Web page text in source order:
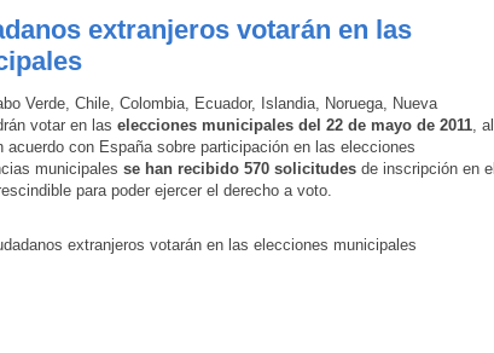
extranjeros votarán en las
Verde, Chile, Colombia, Ecuador, Islandia, Noruega, Nueva
votar en las elecciones municipales del 22 de mayo de 2011 , al
acuerdo con España sobre participación en las elecciones
municipales se han recibido 570 solicitudes de inscripción en el
para poder ejercer el derecho a voto.